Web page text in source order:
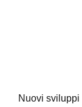
Nuovi